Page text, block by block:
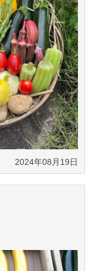
2024年10月29日
2024年08月19日